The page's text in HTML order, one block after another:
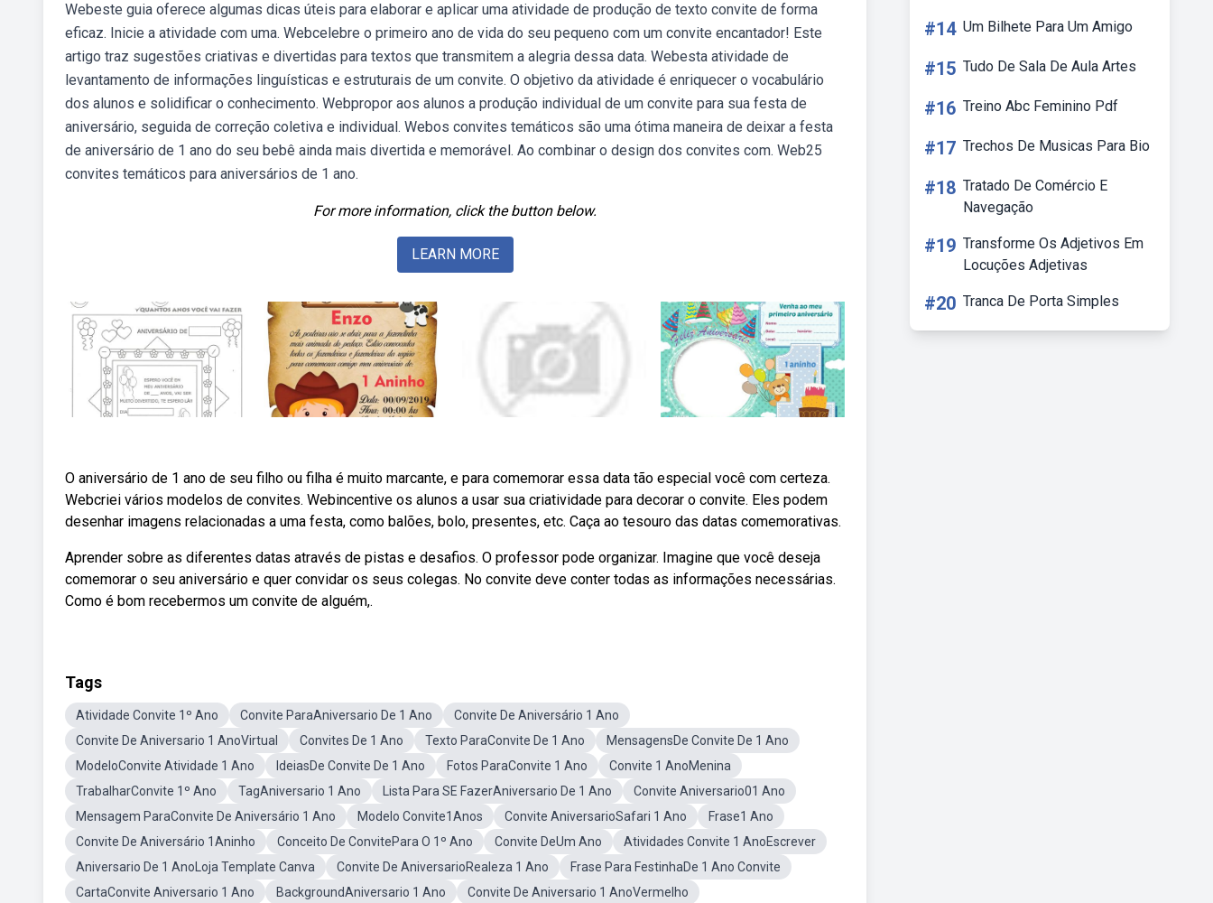
Webeste guia oferece algumas dicas úteis para elaborar e aplicar uma atividade de produção de texto convite de forma
eficaz. Inicie a atividade com uma. Webcelebre o primeiro ano de vida do seu pequeno com um convite encantador! Este
artigo traz sugestões criativas e divertidas para textos que transmitem a alegria dessa data. Webesta atividade de
levantamento de informações linguísticas e estruturais de um convite. O objetivo da atividade é enriquecer o vocabulário
dos alunos e solidificar o conhecimento. Webpropor aos alunos a produção individual de um convite para sua festa de
aniversário, seguida de correção coletiva e individual. Webos convites temáticos são uma ótima maneira de deixar a festa
de aniversário de 1 ano do seu bebê ainda mais divertida e memorável. Ao combinar o design dos convites com. Web25
convites temáticos para aniversários de 1 ano.
For more information, click the button below.
LEARN MORE
O aniversário de 1 ano de seu filho ou filha é muito marcante, e para comemorar essa data tão especial você com certeza.
Webcriei vários modelos de convites. Webincentive os alunos a usar sua criatividade para decorar o convite. Eles podem
desenhar imagens relacionadas a uma festa, como balões, bolo, presentes, etc. Caça ao tesouro das datas comemorativas.
Aprender sobre as diferentes datas através de pistas e desafios. O professor pode organizar. Imagine que você deseja
comemorar o seu aniversário e quer convidar os seus colegas. No convite deve conter todas as informações necessárias.
Como é bom recebermos um convite de alguém,.
Tags
Atividade Convite 1º Ano Convite ParaAniversario De 1 Ano
Convite De Aniversário 1 Ano
Convite De Aniversario 1 AnoVirtual
Convites De 1 Ano Texto ParaConvite De 1 Ano
MensagensDe Convite De 1 Ano
ModeloConvite Atividade 1 Ano
IdeiasDe Convite De 1 Ano Fotos ParaConvite 1 Ano
Convite 1 AnoMenina
TrabalharConvite 1º Ano
TagAniversario 1 Ano Lista Para SE FazerAniversario De 1 Ano
Convite Aniversario01 Ano
Mensagem ParaConvite De Aniversário 1 Ano
Modelo Convite1Anos Convite AniversarioSafari 1 Ano
Frase1 Ano
Convite De Aniversário 1Aninho
Conceito De ConvitePara O 1º Ano Convite DeUm Ano
Atividades Convite 1 AnoEscrever
Aniversario De 1 AnoLoja Template Canva
Convite De AniversarioRealeza 1 Ano
Frase Para FestinhaDe 1 Ano Convite
CartaConvite Aniversario 1 Ano
BackgroundAniversario 1 Ano
Convite De Aniversario 1 AnoVermelho
#14 Um Bilhete Para Um Amigo
#15 Tudo De Sala De Aula Artes
#16 Treino Abc Feminino Pdf
#17 Trechos De Musicas Para Bio
#18 Tratado De Comércio E
Navegação
#19 Transforme Os Adjetivos Em
Locuções Adjetivas
#20 Tranca De Porta Simples